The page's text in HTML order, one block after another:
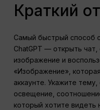
Краткий
Самый быстрый способ
ChatGPT — открыть
изображение и
«Изображение»,
аккаунте. Укажите
освещение,
который хотите видеть